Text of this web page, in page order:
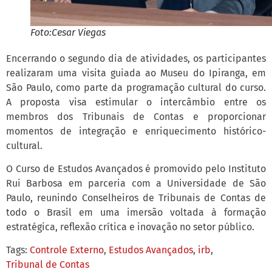
Foto:Cesar Viegas
Encerrando o segundo dia de atividades, os participantes
realizaram uma visita guiada ao Museu do Ipiranga, em
São Paulo, como parte da programação cultural do curso.
A proposta visa estimular o intercâmbio entre os
membros dos Tribunais de Contas e proporcionar
momentos de integração e enriquecimento histórico-
cultural.
O Curso de Estudos Avançados é promovido pelo Instituto
Rui Barbosa em parceria com a Universidade de São
Paulo, reunindo Conselheiros de Tribunais de Contas de
todo o Brasil em uma imersão voltada à formação
estratégica, reflexão crítica e inovação no setor público.
Tags: Controle Externo, Estudos Avançados, irb,
Tribunal de Contas